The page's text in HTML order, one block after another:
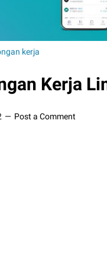
kerja
Kerja
Post a Comment